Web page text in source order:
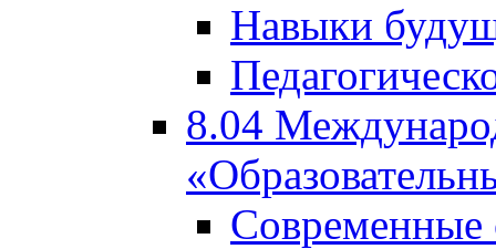
Навыки
8.04
Современные